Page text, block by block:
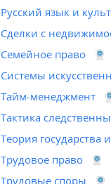
Русский язык и
Сделки с
Семейное право
Системы
Тайм-менеджмент
Тактика
Теория государства
Трудовое право
Трудовые споры